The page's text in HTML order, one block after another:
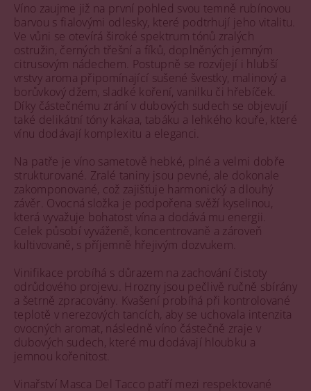
Víno zaujme již na první pohled svou temně rubínovou
barvou s fialovými odlesky, které podtrhují jeho vitalitu.
Ve vůni se otevírá široké spektrum tónů zralých
ostružin, černých třešní a fíků, doplněných jemným
citrusovým nádechem. Postupně se rozvíjejí i hlubší
vrstvy aroma připomínající sušené švestky, malinový a
borůvkový džem, sladké koření, vanilku či hřebíček.
Díky částečnému zrání v dubových sudech se objevují
také delikátní tóny kakaa, tabáku a lehkého kouře, které
vínu dodávají komplexitu a eleganci.
Na patře je víno sametově hebké, plné a velmi dobře
strukturované. Zralé taniny jsou pevné, ale dokonale
zakomponované, což zajišťuje harmonický a dlouhý
závěr. Ovocná složka je podpořena svěží kyselinou,
která vyvažuje bohatost vína a dodává mu energii.
Celek působí vyváženě, koncentrovaně a zároveň
kultivovaně, s příjemně hřejivým dozvukem.
Vinifikace probíhá s důrazem na zachování čistoty
odrůdového projevu. Hrozny jsou pečlivě ručně sbírány
a šetrně zpracovány. Kvašení probíhá při kontrolované
teplotě v nerezových tancích, aby se uchovala intenzita
ovocných aromat, následně víno částečně zraje v
dubových sudech, které mu dodávají hloubku a
jemnou kořenitost.
Vinařství Masca Del Tacco patří mezi respektované